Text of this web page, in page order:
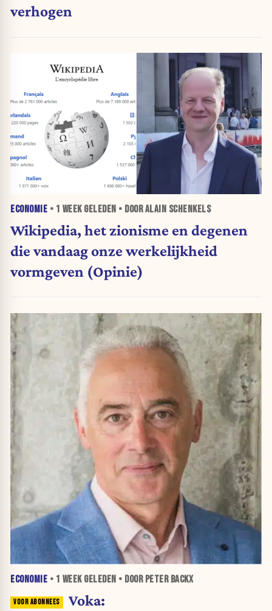
verhogen
ECONOMIE • 1 WEEKGELEDEN • DOOR ALAIN SCHENKELS
Wikipedia, het zionisme en degenen
die vandaag onze werkelijkheid
vormgeven (Opinie)
ECONOMIE • 1 WEEKGELEDEN • DOOR PETER BACKX
Voka: